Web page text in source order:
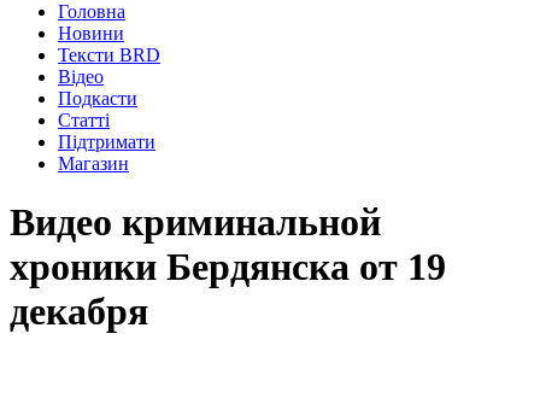
Головна
Новини
Тексти BRD
Відео
Подкасти
Статті
Підтримати
Магазин
Видео криминальной
хроники Бердянска от 19
декабря